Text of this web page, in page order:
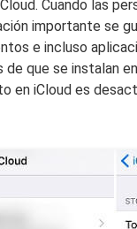
Cuando las
importante se
e incluso
de que se instalan
en iCloud es